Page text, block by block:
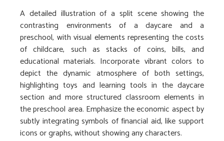
A detailed illustration of a split scene showing the
contrasting environments of a daycare and a
preschool, with visual elements representing the costs
of childcare, such as stacks of coins, bills, and
educational materials. Incorporate vibrant colors to
depict the dynamic atmosphere of both settings,
highlighting toys and learning tools in the daycare
section and more structured classroom elements in
the preschool area. Emphasize the economic aspect by
subtly integrating symbols of financial aid, like support
icons or graphs, without showing any characters.